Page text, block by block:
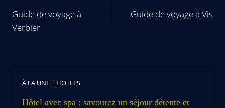
Guide de voyage à
Verbier
Guide de voyage à Vis
À LA UNE | HOTELS
Hôtel avec spa : savourez un séjour détente et